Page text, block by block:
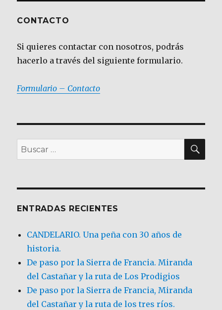
CONTACTO
Si quieres contactar con nosotros, podrás
hacerlo a través del siguiente formulario.
Formulario – Contacto
Buscar
por:
ENTRADAS RECIENTES
CANDELARIO. Una peña con 30 años de
historia.
De paso por la Sierra de Francia. Miranda
del Castañar y la ruta de Los Prodigios
De paso por la Sierra de Francia, Miranda
del Castañar y la ruta de los tres ríos.